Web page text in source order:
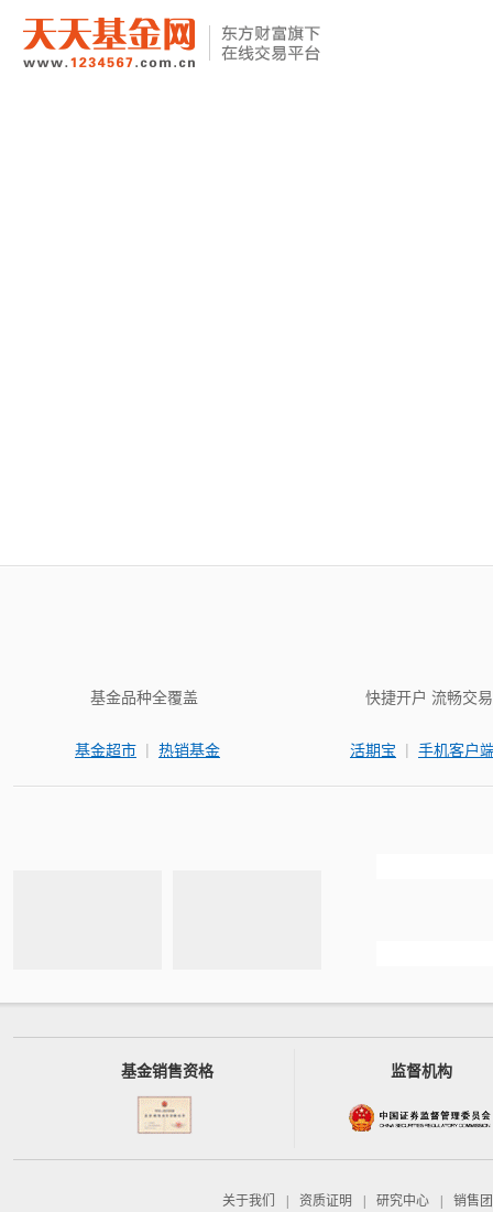
基金品种全覆盖
基金超市 | 热销基金
快捷开户 流畅交易
活期宝 | 手机客户
基金销售资格 监督机构
关于我们 资质证明 研究中心
销售